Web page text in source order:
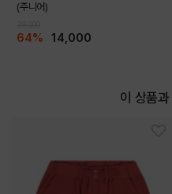
(주니어)
64% 14,000
이 상품